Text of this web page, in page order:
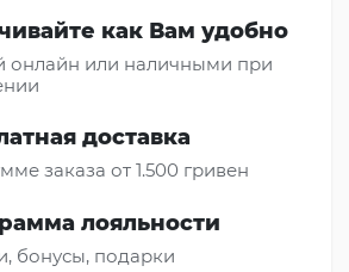
как Вам удобно
онлайн или наличными при
доставка
заказа от 1.500 гривен
лояльности
бонусы, подарки